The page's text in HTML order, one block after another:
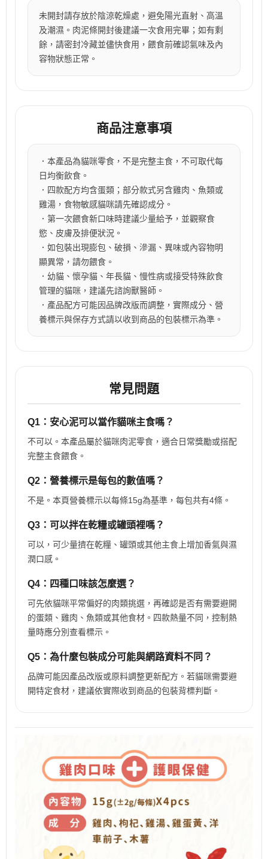
未開封請存放於陰涼乾燥處，避免陽光直射、高溫
及潮濕。肉泥條開封後建議一次食用完畢；如有剩
餘，請密封冷藏並儘快食用，餵食前確認氣味及內
容物狀態正常。
商品注意事項
．本產品為貓咪零食，不是完整主食，不可取代每
日均衡飲食。
．四款配方均含蛋類；部分款式另含雞肉、魚類或
雞湯，食物敏感貓咪請先確認成分。
．第一次餵食新口味時建議少量給予，並觀察食
慾、皮膚及排便狀況。
．如包裝出現膨包、破損、滲漏、異味或內容物明
顯異常，請勿餵食。
．幼貓、懷孕貓、年長貓、慢性病或接受特殊飲食
管理的貓咪，建議先諮詢獸醫師。
．產品配方可能因品牌改版而調整，實際成分、營
養標示與保存方式請以收到商品的包裝標示為準。
常見問題
Q1：安心泥可以當作貓咪主食嗎？
不可以。本產品屬於貓咪肉泥零食，適合日常獎勵或搭配
完整主食餵食。
Q2：營養標示是每包的數值嗎？
不是。本頁營養標示以每條15g為基準，每包共有4條。
Q3：可以拌在乾糧或罐頭裡嗎？
可以，可少量擠在乾糧、罐頭或其他主食上增加香氣與濕
潤口感。
Q4：四種口味該怎麼選？
可先依貓咪平常偏好的肉類挑選，再確認是否有需要避開
的蛋類、雞肉、魚類或其他食材。四款熱量不同，控制熱
量時應分別查看標示。
Q5：為什麼包裝成分可能與網路資料不同？
品牌可能因產品改版或原料調整更新配方。若貓咪需要避
開特定食材，建議依實際收到商品的包裝背標判斷。